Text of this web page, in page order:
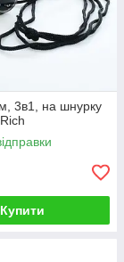
3в1, на шнурку
Купити